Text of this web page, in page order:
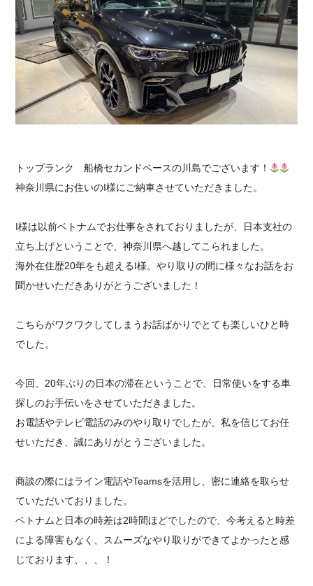
インフォメーション
トップランク・マガジン
採用情報
トップランク 船橋セカンドベースの川島でございます！
神奈川県にお住いのI様にご納車させていただきました。
I様は以前ベトナムでお仕事をされておりましたが、日本支社の
立ち上げということで、神奈川県へ越してこられました。
海外在住歴20年をも超えるI様。やり取りの間に様々なお話をお
聞かせいただきありがとうございました！
こちらがワクワクしてしまうお話ばかりでとても楽しいひと時
でした。
今回、20年ぶりの日本の滞在ということで、日常使いをする車
探しのお手伝いをさせていただきました。
お電話やテレビ電話のみのやり取りでしたが、私を信じてお任
せいただき、誠にありがとうございました。
商談の際にはライン電話やTeamsを活用し、密に連絡を取らせ
ていただいておりました。
ベトナムと日本の時差は2時間ほどでしたので、今考えると時差
による障害もなく、スムーズなやり取りができてよかったと感
じております、、、！